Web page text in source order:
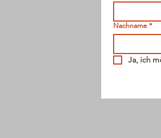
Nachname *
Ja, ich